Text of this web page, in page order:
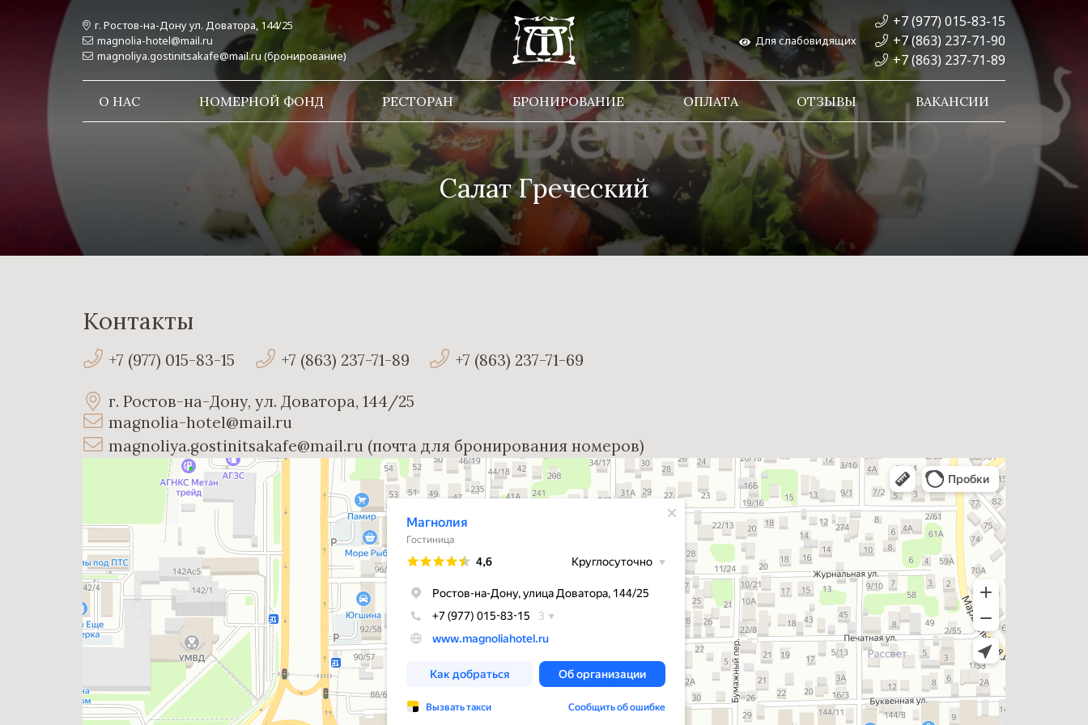
г. Ростов-на-Дону ул. Доватора, 144/25
magnolia-hotel@mail.ru
magnoliya.gostinitsakafe@mail.ru (бронирование)
Для слабовидящих
+7 (977) 015-83-15
+7 (863) 237-71-90
+7 (863) 237-71-89
О НАС НОМЕРНОЙ ФОНД РЕСТОРАН БРОНИРОВАНИЕ ОПЛАТА ОТЗЫВЫ ВАКАНСИИ
Салат Греческий
Контакты
+7 (977) 015-83-15 +7 (863) 237-71-89 +7 (863) 237-71-69
г. Ростов-на-Дону, ул. Доватора, 144/25
magnolia-hotel@mail.ru
magnoliya.gostinitsakafe@mail.ru (почта для бронирования номеров)
Гостиница в Ростове‑на‑Дону